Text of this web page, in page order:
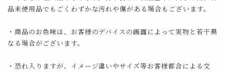
品未使用品でもごくわずかな汚れや傷がある場合もございます。
・商品のお色味は、お客様のデバイスの画面によって実物と若干異
なる場合がございます。
・恐れ入りますが、イメージ違いやサイズ等お客様都合による交